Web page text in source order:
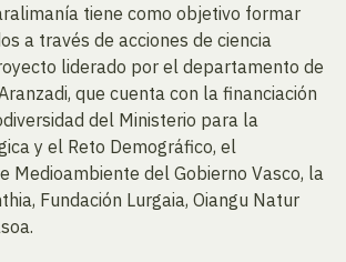
tiene como objetivo formar
a través de acciones de ciencia
liderado por el departamento de
que cuenta con la financiación
del Ministerio para la
y el Reto Demográfico, el
Medioambiente del Gobierno Vasco, la
Fundación Lurgaia, Oiangu Natur